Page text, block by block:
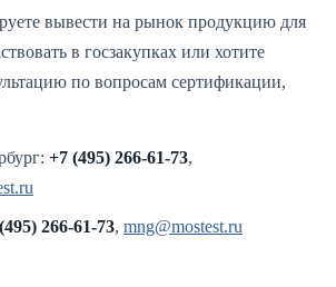
вывести на рынок продукцию для
в госзакупках или хотите
по вопросам сертификации,
+7 (495) 266-61-73,
266-61-73, mng@mostest.ru